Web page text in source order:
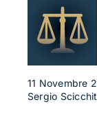
Approfondimenti
Contatti
11 Novembre
Sergio